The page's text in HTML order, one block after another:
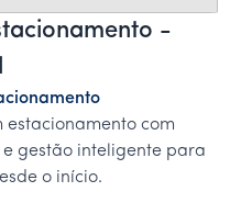
-
estacionamento com
gestão inteligente para
o início.